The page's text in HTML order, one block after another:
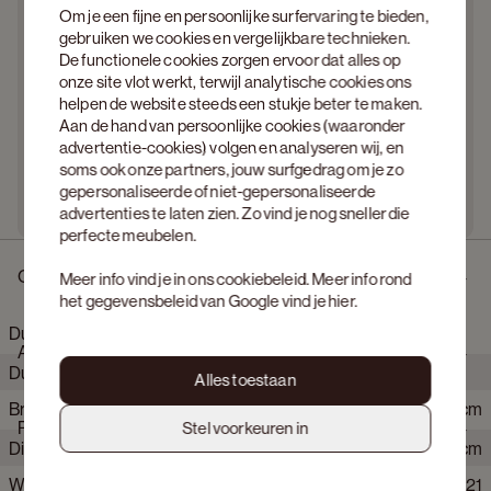
Om je een fijne en persoonlijke surfervaring te bieden,
gebruiken we cookies en vergelijkbare technieken.
De functionele cookies zorgen ervoor dat alles op
onze site vlot werkt, terwijl analytische cookies ons
helpen de website steeds een stukje beter te maken.
Aan de hand van persoonlijke cookies (waaronder
advertentie-cookies) volgen en analyseren wij, en
soms ook onze partners, jouw surfgedrag om je zo
gepersonaliseerde of niet-gepersonaliseerde
advertenties te laten zien. Zo vind je nog sneller die
perfecte meubelen.
Meer info vind je in onscookiebeleid. Meer info rond
het gegevensbeleid van Google vind jehier.
Alles toestaan
Stel voorkeuren in
Omschrijving
Duomo zetel 3-zit in Stanza stof Natural
Duomo vertaalt royaal volume naar een gevoel van rust en
ontspanning. Losse kussens en een genereuze zitdiepte
nodigen uit tot wegzakken. De strakke belijning houdt het
silhouet helder en in balans, waardoor het geheel krachtig maar
ingetogen oogt. Het comfort voelt intuïtief en blijft aangenaam,
elke dag opnieuw. Modulair ontworpen en afgewerkt in
Afmetingen
Breedte
290 cm
Diepte
119 cm
Product eigenschappen
Webartikelnummer
114210+114321